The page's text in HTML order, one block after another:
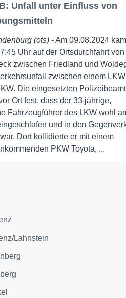
Unfall unter Einfluss von
(ots) - Am 09.08.2024
Uhr auf der Ortsdurchfahrt von
zwischen Friedland und
zwischen einem
Die eingesetzten
Ort fest, dass der 33-jährige,
Fahrzeugführer des LKW wohl
und in den
Dort kollidierte er mit einem
PKW Toyota, ...
Lahnstein